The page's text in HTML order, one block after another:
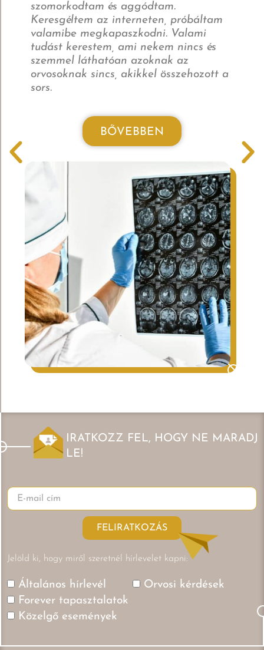
szomorkodtam és aggódtam.
Keresgéltem az interneten, próbáltam
valamibe megkapaszkodni. Valami
tudást kerestem, ami nekem nincs és
szemmel láthatóan azoknak az
orvosoknak sincs, akikkel összehozott a
sors.
BŐVEBBEN
IRATKOZZ FEL, HOGY NE MARADJ
LE!
FELIRATKOZÁS
Jelöld ki, hogy miről szeretnél hírlevelet kapni:
Általános hírlevél
Orvosi kérdések
Forever tapasztalatok
Közelgő események